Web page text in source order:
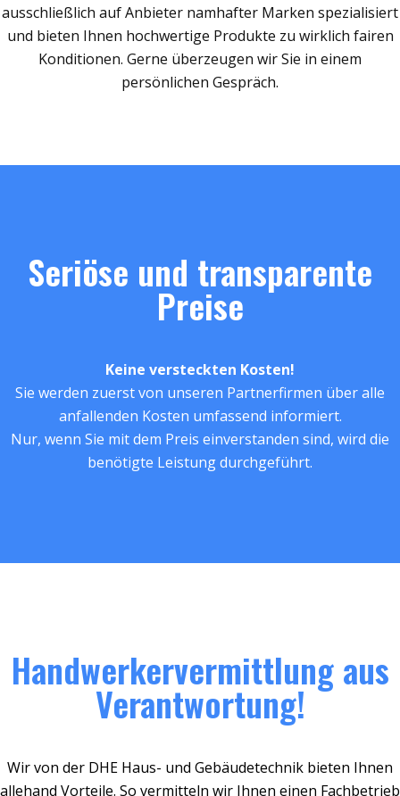
ausschließlich auf Anbieter namhafter Marken spezialisiert
und bieten Ihnen hochwertige Produkte zu wirklich fairen
Konditionen. Gerne überzeugen wir Sie in einem
persönlichen Gespräch.
Seriöse und transparente
Preise
Keine versteckten Kosten!
Sie werden zuerst von unseren Partnerfirmen über alle
anfallenden Kosten umfassend informiert.
Nur, wenn Sie mit dem Preis einverstanden sind, wird die
benötigte Leistung durchgeführt.
Handwerkervermittlung aus
Verantwortung!
Wir von der DHE Haus- und Gebäudetechnik bieten Ihnen
allehand Vorteile. So vermitteln wir Ihnen einen Fachbetrieb